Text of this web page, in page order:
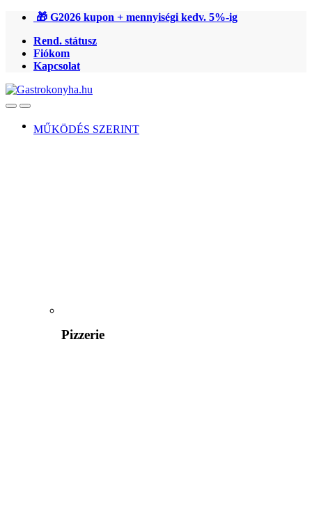
Ugrás
navigációhoz
Ugrás
tartalomra
🎁 G2026 kupon + mennyiségi kedv. 5%-ig
Rend. státusz
Fiókom
Kapcsolat
OpenClose
MŰKÖDÉS SZERINT
Pizzerie